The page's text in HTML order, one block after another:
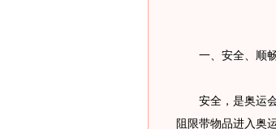
一、安全、顺畅
安全，是奥运会
阻限带物品进入奥